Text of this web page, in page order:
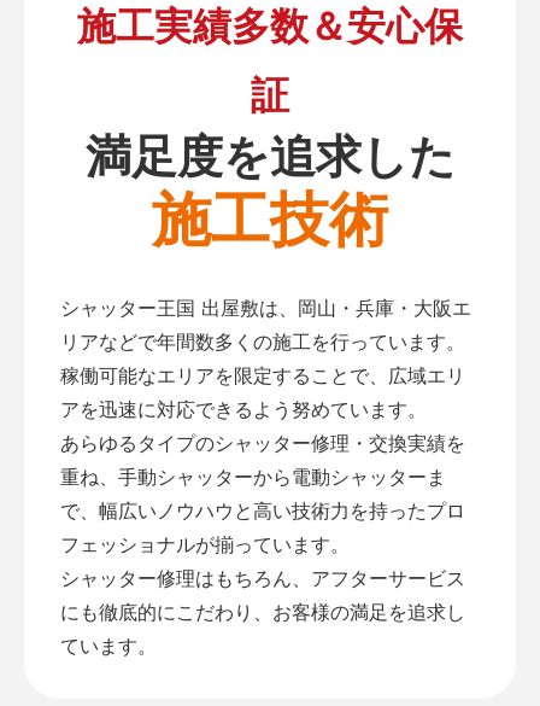
施工実績多数＆安心保
証
満足度を追求した
施工技術
シャッター王国 出屋敷は、岡山・兵庫・大阪エ
リアなどで年間数多くの施工を行っています。
稼働可能なエリアを限定することで、広域エリ
アを迅速に対応できるよう努めています。
あらゆるタイプのシャッター修理・交換実績を
重ね、手動シャッターから電動シャッターま
で、幅広いノウハウと高い技術力を持ったプロ
フェッショナルが揃っています。
シャッター修理はもちろん、アフターサービス
にも徹底的にこだわり、お客様の満足を追求し
ています。